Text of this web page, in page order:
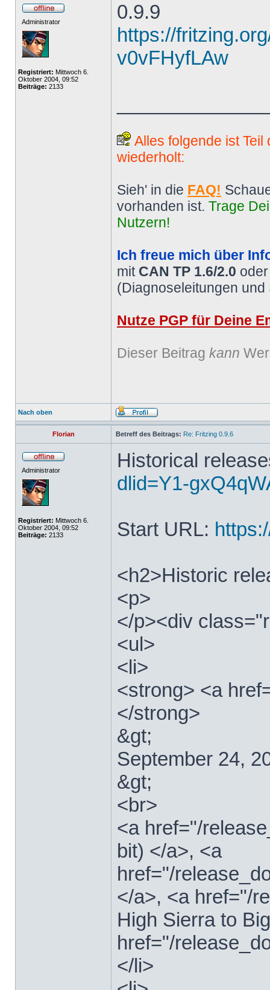
Administrator
Registriert: Mittwoch 6.
Oktober 2004, 09:52
Beiträge: 2133
0.9.9
https://
v0vFHyfLAw
Alles folgende ist
wiederholt:
Sieh' in die FAQ!
vorhanden ist. Trage
Nutzern!
Ich freue mich über
mit CAN TP 1.6/2.0
(Diagnoseleitungen
Nutze PGP für Deine
Dieser Beitrag kann
Nach oben
Florian Betreff des Beitrags: Re: Fritzing 0.9.6
Administrator
Registriert: Mittwoch 6.
Oktober 2004, 09:52
Beiträge: 2133
Historical
dlid=Y1-
Start URL:
<h2>Historic
<p>
</p><div
<ul>
<li>
<strong> <a
</strong>
&gt;
September 24,
&gt;
<br>
<a href="/
bit) </a>, <a
href="/
</a>, <a href="/
High Sierra to
href="/
</li>